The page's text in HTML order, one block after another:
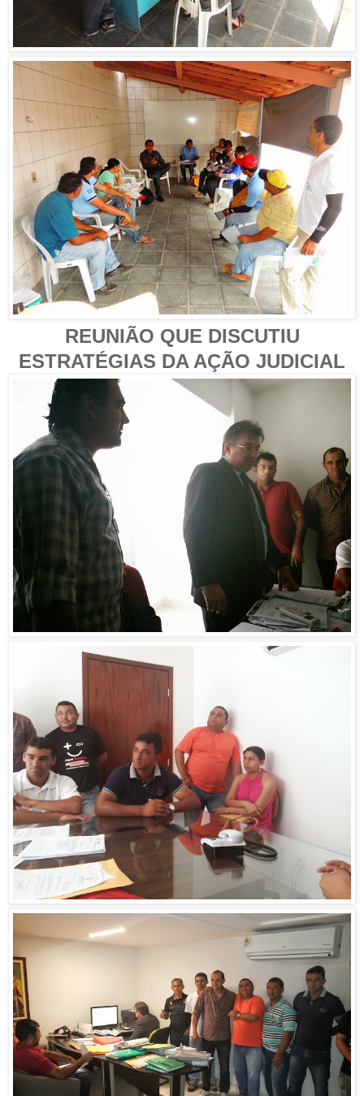
REUNIÃO QUE DISCUTIU
ESTRATÉGIAS DA AÇÃO JUDICIAL